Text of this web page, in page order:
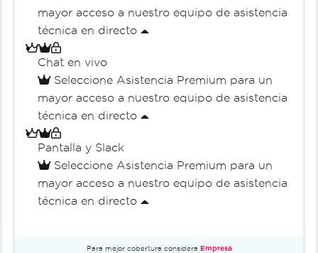
mayor acceso a nuestro equipo de asistencia
técnica en directo
Chat en vivo
Seleccione Asistencia Premium para un
mayor acceso a nuestro equipo de asistencia
técnica en directo
Pantalla y Slack
Seleccione Asistencia Premium para un
mayor acceso a nuestro equipo de asistencia
técnica en directo
Para mejor cobertura considera Empresa